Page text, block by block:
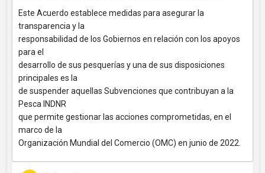
Este Acuerdo establece medidas para asegurar la
transparencia y la
responsabilidad de los Gobiernos en relación con los apoyos
para el
desarrollo de sus pesquerías y una de sus disposiciones
principales es la
de suspender aquellas Subvenciones que contribuyan a la
Pesca INDNR
que permite gestionar las acciones comprometidas, en el
marco de la
Organización Mundial del Comercio (OMC) en junio de 2022.